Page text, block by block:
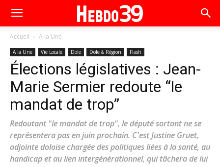
Accueil A la Une
A la Une Vie Locale Dole Dole & Région Flash
Élections législatives : Jean-
Marie Sermier redoute “le
mandat de trop”
Redoutant "le mandat de trop", le député sortant ne se
représentera pas en juin prochain. C'est Justine Gruet,
adjointe doloise chargée des politiques liées à la santé, au
handicap et au lien intergénérationnel, qui tâchera de lui